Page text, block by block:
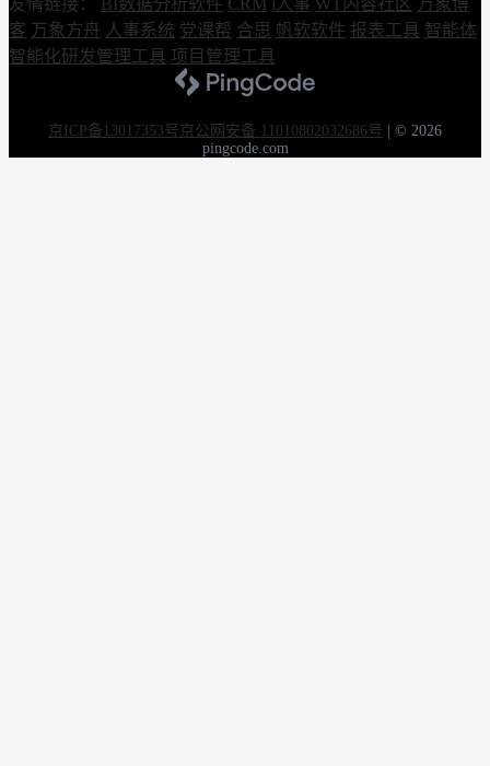
友情链接： BI数据分析软件 CRM i人事 WT内容社区 万象博
客 万象方舟 人事系统 党课帮 合思 帆软软件 报表工具 智能体
智能化研发管理工具 项目管理工具
京ICP备13017353号京公网安备 11010802032686号
© 2026
pingcode.com